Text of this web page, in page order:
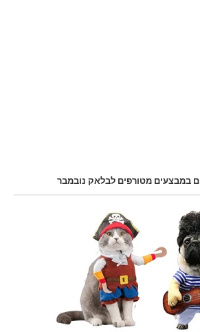
במבצעים מטורפים לבלאק נובמבר